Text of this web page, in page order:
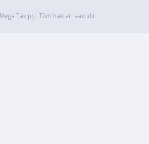
Takipçi. Tüm hakları saklıdır.